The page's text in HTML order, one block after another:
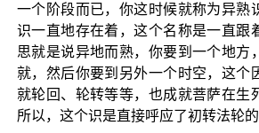
一个阶段而已，你这时候就称为异熟
识一直地存在着，这个名称是一直跟
思就是说异地而熟，你要到一个地方
就，然后你要到另外一个时空，这个
就轮回、轮转等等，也成就菩萨在生
所以，这个识是直接呼应了初转法轮的